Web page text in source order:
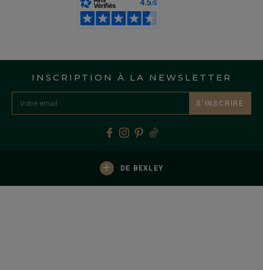
INSCRIPTION À LA NEWSLETTER
S’INSCRIRE
+ DE BEXLEY